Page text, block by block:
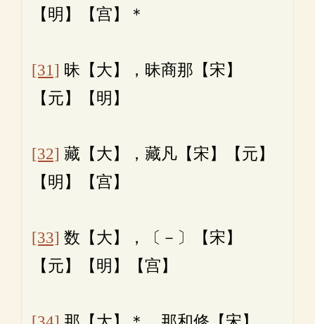
【明】【宫】＊
[31] 昧【大】，昧商那【宋】
【元】【明】
[32] 藏【大】，藏凡【宋】【元】
【明】【宫】
[33] 数【大】，〔－〕【宋】
【元】【明】【宫】